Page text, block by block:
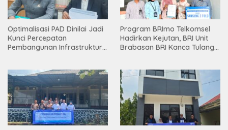
Optimalisasi PAD Dinilai Jadi
Kunci Percepatan
Pembangunan Infrastruktur
Program BRImo Telkomsel
Hadirkan Kejutan, BRI Unit
Brabasan BRI Kanca Tulang
Mesuji